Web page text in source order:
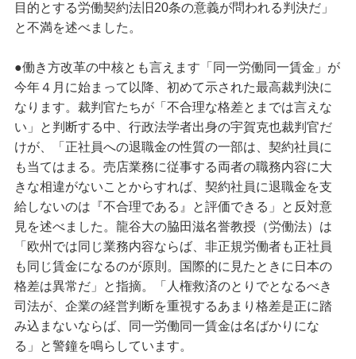
目的とする労働契約法旧20条の意義が問われる判決だ」
と不満を述べました。
●働き方改革の中核とも言えます「同一労働同一賃金」が
今年４月に始まって以降、初めて示された最高裁判決に
なります。裁判官たちが「不合理な格差とまでは言えな
い」と判断する中、行政法学者出身の宇賀克也裁判官だ
けが、「正社員への退職金の性質の一部は、契約社員に
も当てはまる。売店業務に従事する両者の職務内容に大
きな相違がないことからすれば、契約社員に退職金を支
給しないのは『不合理である』と評価できる」と反対意
見を述べました。龍谷大の脇田滋名誉教授（労働法）は
「欧州では同じ業務内容ならば、非正規労働者も正社員
も同じ賃金になるのが原則。国際的に見たときに日本の
格差は異常だ」と指摘。「人権救済のとりでとなるべき
司法が、企業の経営判断を重視するあまり格差是正に踏
み込まないならば、同一労働同一賃金は名ばかりにな
る」と警鐘を鳴らしています。